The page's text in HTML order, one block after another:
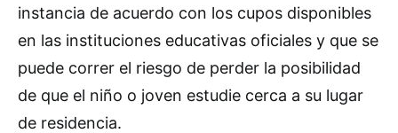
instancia de acuerdo con los cupos disponibles
en las instituciones educativas oficiales y que se
puede correr el riesgo de perder la posibilidad
de que el niño o joven estudie cerca a su lugar
de residencia.